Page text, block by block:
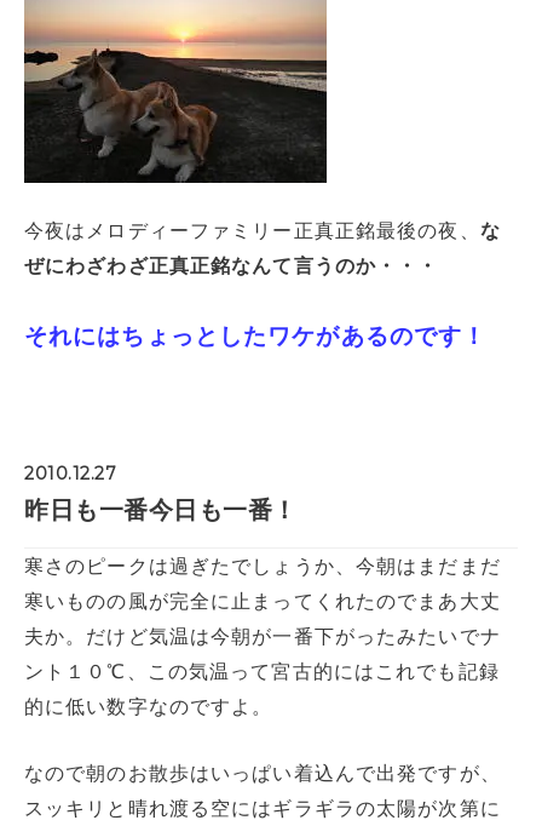
今夜はメロディーファミリー正真正銘最後の夜、 な
ぜにわざわざ正真正銘なんて言うのか・・・
それにはちょっとしたワケがあるのです！
2010.12.27
昨日も一番今日も一番！
寒さのピークは過ぎたでしょうか、今朝はまだまだ
寒いものの風が完全に止まってくれたのでまあ大丈
夫か。だけど気温は今朝が一番下がったみたいでナ
ント１０℃、この気温って宮古的にはこれでも記録
的に低い数字なのですよ。
なので朝のお散歩はいっぱい着込んで出発ですが、
スッキリと晴れ渡る空にはギラギラの太陽が次第に